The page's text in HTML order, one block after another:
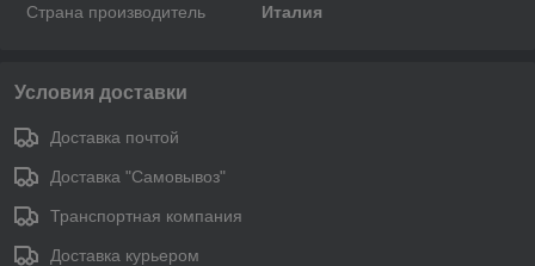
Страна производитель
Италия
Условия доставки
Доставка почтой
Доставка "Самовывоз"
Транспортная компания
Доставка курьером